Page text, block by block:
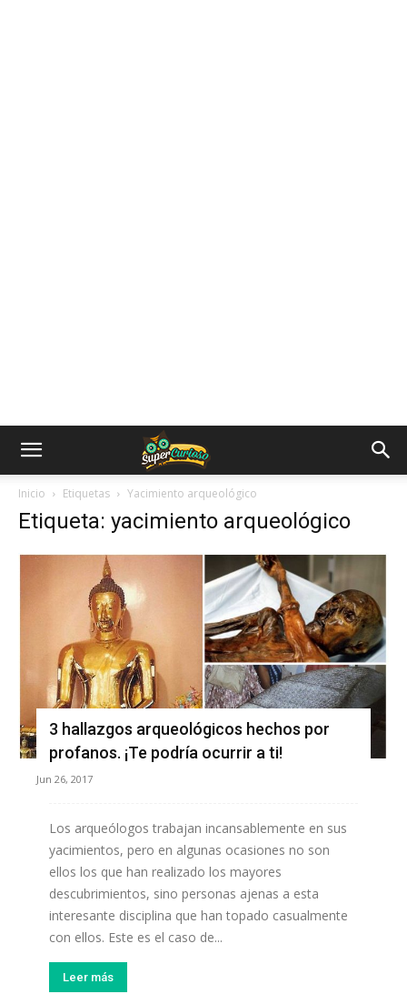
Inicio Etiquetas Yacimiento arqueológico
Etiqueta: yacimiento arqueológico
3 hallazgos arqueológicos hechos por
profanos. ¡Te podría ocurrir a ti!
Jun 26, 2017
Los arqueólogos trabajan incansablemente en sus
yacimientos, pero en algunas ocasiones no son
ellos los que han realizado los mayores
descubrimientos, sino personas ajenas a esta
interesante disciplina que han topado casualmente
con ellos. Este es el caso de...
Leer más